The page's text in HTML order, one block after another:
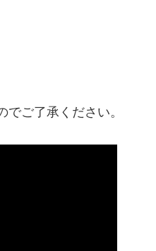
ご了承ください。